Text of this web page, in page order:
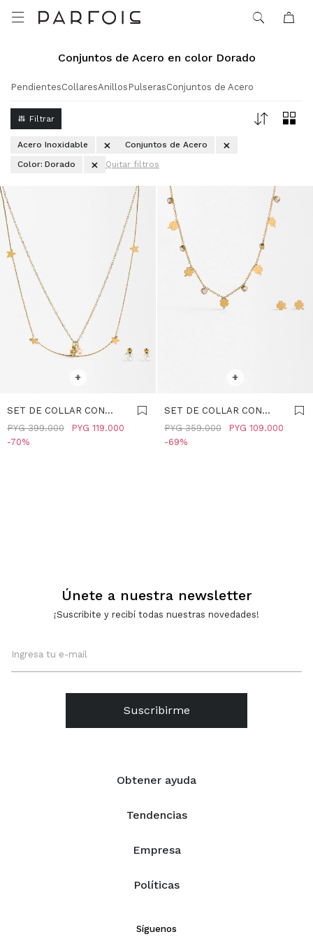

Conjuntos de Acero en color Dorado
PendientesCollaresAnillos PulserasConjuntos de Acero
Acero Inoxidable
Conjuntos de Acero
Color: Dorado Quitar filtros
+
SET DE COLLAR CON
PENDIENTES PERLA -
ACERO INOXIDABLE -
PYG 119.000
PYG 399.000
70
+
SET DE COLLAR CON
PENDIENTES TRÉBOL -
ACERO INOXIDABLE -
PYG 109.000
PYG 359.000
69
Obtener ayuda
Tendencias
Empresa
Políticas
Únete a nuestra newsletter
¡Suscribite y recibí todas nuestras novedades!
Suscribirme
Síguenos